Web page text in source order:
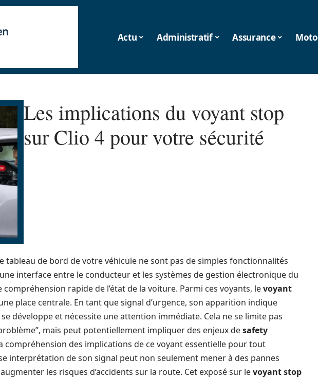
Actu Administratif Assurance Moto
Les implications du voyant stop
sur Clio 4 pour votre sécurité
tableau de bord de votre véhicule ne sont pas de simples fonctionnalités
interface entre le conducteur et les systèmes de gestion électronique du
rapide de l’état de la voiture. Parmi ces voyants, levoyant
place centrale. En tant que signal d’urgence, son apparition indique
développe et nécessite une attention immédiate. Cela ne se limite pas
mais peut potentiellement impliquer des enjeux desafety
compréhension des implications de ce voyant essentielle pour tout
interprétation de son signal peut non seulement mener à des pannes
les risques d’accidents sur la route. Cet exposé sur levoyant stop